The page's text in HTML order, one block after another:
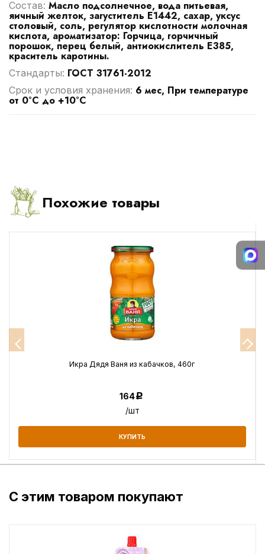
Cостав: Масло подсолнечное, вода питьевая,
яичный желток, загуститель Е1442, сахар, уксус
столовый, соль, регулятор кислотности молочная
кислота, ароматизатор: Горчица, горчичный
порошок, перец белый, антиокислитель Е385,
краситель каротины.
Стандарты: ГОСТ 31761-2012
Срок и условия хранения: 6 мес, При температуре
от 0°C до +10°C
Похожие товары
Икра Дядя Ваня из кабачков, 460г
164Р
/шт
КУПИТЬ
С этим товаром покупают